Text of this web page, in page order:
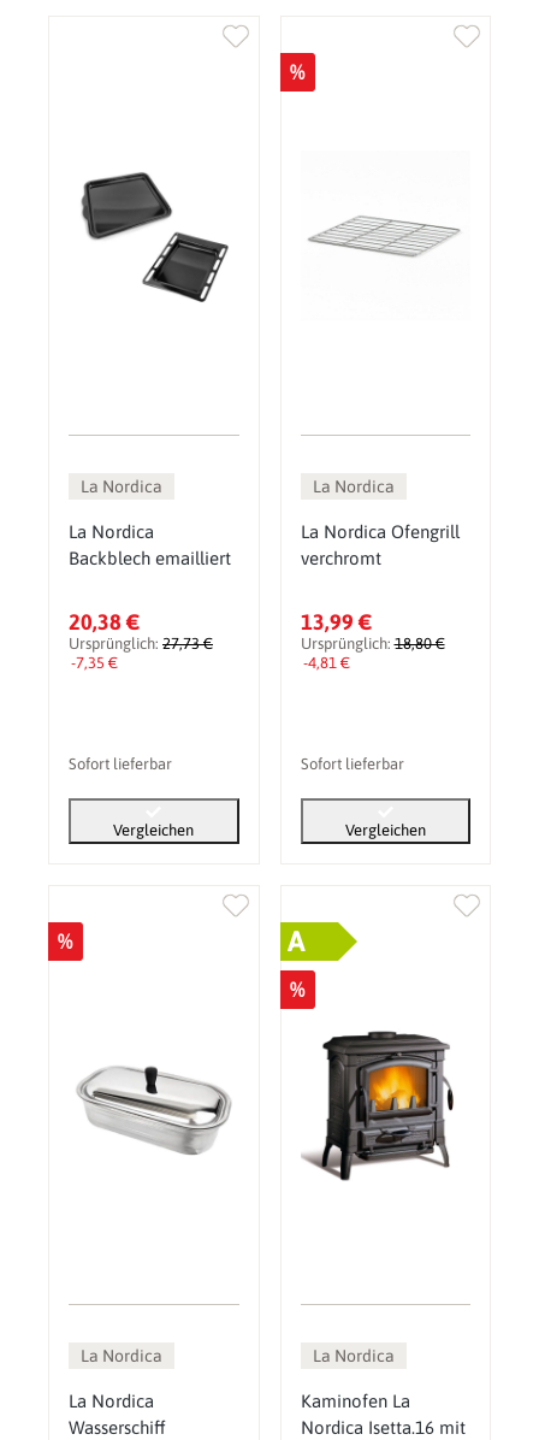
La Nordica
La Nordica
Backblech emailliert
20,38 €
Ursprünglich: 27,73 €
-7,35 €
Sofort lieferbar
Vergleichen
%
La Nordica
La Nordica Ofengrill
verchromt
13,99 €
Ursprünglich:18,80 €
-4,81 €
Sofort lieferbar
Vergleichen
%
La Nordica
La Nordica
Wasserschiff
A
%
La Nordica
Kaminofen La
Nordica Isetta.16 mit